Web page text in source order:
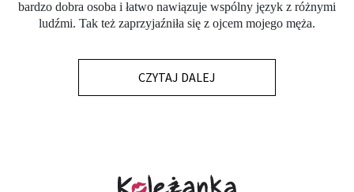
bardzo dobra osoba i łatwo nawiązuje wspólny język z różnymi
ludźmi. Tak też zaprzyjaźniła się z ojcem mojego męża.
CZYTAJ DALEJ